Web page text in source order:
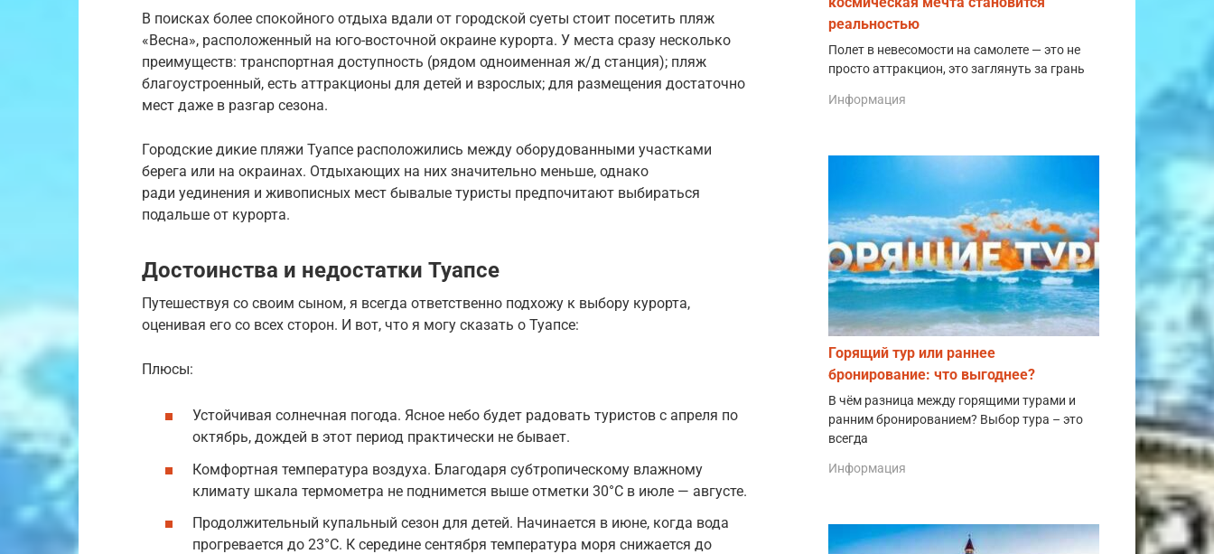
В поисках более спокойного отдыха вдали от городской суеты стоит посетить пляж
«Весна», расположенный на юго-восточной окраине курорта. У места сразу несколько
преимуществ: транспортная доступность (рядом одноименная ж/д станция); пляж
благоустроенный, есть аттракционы для детей и взрослых; для размещения достаточно
мест даже в разгар сезона.
Городские дикие пляжи Туапсе расположились между оборудованными участками
берега или на окраинах. Отдыхающих на них значительно меньше, однако
ради уединения и живописных мест бывалые туристы предпочитают выбираться
подальше от курорта.
Достоинства и недостатки Туапсе
Путешествуя со своим сыном, я всегда ответственно подхожу к выбору курорта,
оценивая его со всех сторон. И вот, что я могу сказать о Туапсе:
Плюсы:
Устойчивая солнечная погода. Ясное небо будет радовать туристов с апреля по
октябрь, дождей в этот период практически не бывает.
Комфортная температура воздуха. Благодаря субтропическому влажному
климату шкала термометра не поднимется выше отметки 30°C в июле — августе.
Продолжительный купальный сезон для детей. Начинается в июне, когда вода
прогревается до 23°C. К середине сентября температура моря снижается до
реальностью
Полет в невесомости на самолете — это не
просто аттракцион, это заглянуть за грань
Информация
Горящий тур или раннее
бронирование: что выгоднее?
В чём разница между горящими турами и
ранним бронированием? Выбор тура – это
всегда
Информация